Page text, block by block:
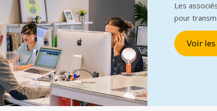
Les
pour
Voir